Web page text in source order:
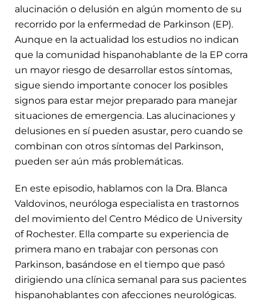
alucinación o delusión en algún momento de su
recorrido por la enfermedad de Parkinson (EP).
Aunque en la actualidad los estudios no indican
que la comunidad hispanohablante de la EP corra
un mayor riesgo de desarrollar estos síntomas,
sigue siendo importante conocer los posibles
signos para estar mejor preparado para manejar
situaciones de emergencia. Las alucinaciones y
delusiones en sí pueden asustar, pero cuando se
combinan con otros síntomas del Parkinson,
pueden ser aún más problemáticas.
En este episodio, hablamos con la Dra. Blanca
Valdovinos, neuróloga especialista en trastornos
del movimiento del Centro Médico de University
of Rochester. Ella comparte su experiencia de
primera mano en trabajar con personas con
Parkinson, basándose en el tiempo que pasó
dirigiendo una clínica semanal para sus pacientes
hispanohablantes con afecciones neurológicas.